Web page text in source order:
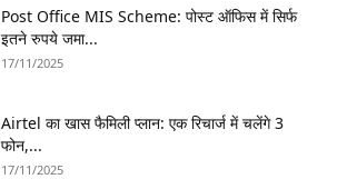
Post Office MIS Scheme: पोस्ट ऑफिस में सिर्फ
इतने रुपये जमा...
17/11/2025
Airtel का खास फैमिली प्लान: एक रिचार्ज में चलेंगे 3
फोन,...
17/11/2025